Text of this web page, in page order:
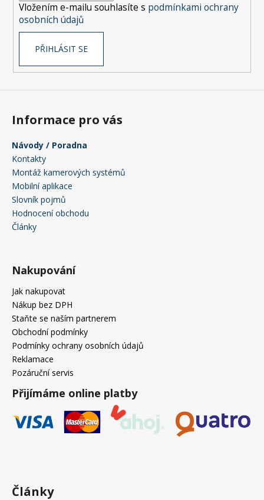
Vložením e-mailu souhlasíte s podmínkami ochrany
osobních údajů
PŘIHLÁSIT SE
Informace pro vás
Návody / Poradna
Kontakty
Montáž kamerových systémů
Mobilní aplikace
Slovník pojmů
Hodnocení obchodu
Články
Nakupování
Jak nakupovat
Nákup bez DPH
Staňte se naším partnerem
Obchodní podmínky
Podmínky ochrany osobních údajů
Reklamace
Pozáruční servis
Přijímáme online platby
Články